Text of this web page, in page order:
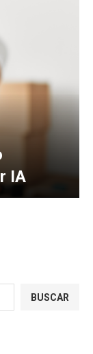
IA
BUSCAR